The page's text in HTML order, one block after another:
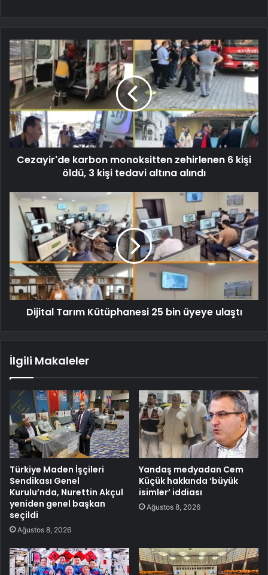
Cezayir'de karbon monoksitten zehirlenen 6 kişi
öldü, 3 kişi tedavi altına alındı
Dijital Tarım Kütüphanesi 25 bin üyeye ulaştı
İlgili Makaleler
Türkiye Maden İşçileri
Sendikası Genel
Kurulu’nda, Nurettin Akçul
yeniden genel başkan
seçildi
Ağustos 8, 2026
Yandaş medyadan Cem
Küçük hakkında ‘büyük
isimler’ iddiası
Ağustos 8, 2026